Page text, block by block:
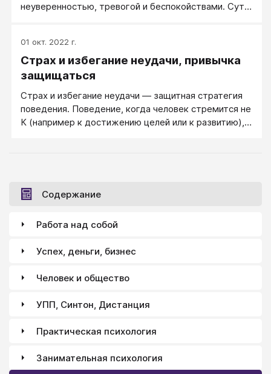
неуверенностью, тревогой и беспокойствами. Суть:
хотели бы получить в итоге. Это может быть в
самых простых словах: «Сделать ужин», «Решить
ситуацию в школе у Ильи», «Проведать родителей».
01 окт. 2022 г.
Страх и избегание неудачи, привычка
защищаться
Страх и избегание неудачи ― защитная стратегия
поведения. Поведение, когда человек стремится не
К (например к достижению целей или к развитию), а
Содержание
Работа над собой
Успех, деньги, бизнес
Человек и общество
УПП, Синтон, Дистанция
Практическая психология
Занимательная психология